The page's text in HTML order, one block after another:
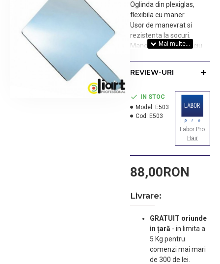
Oglinda din plexiglas,
flexibila cu maner.
Usor de manevrat si
rezistenta la socuri.
Manerul contine orificiu
20,5 cm;
4 cm.
REVIEW-URI
88,00RON
IN STOC
Model: E503
Cod: E503
Labor Pro
Hair
Livrare:
GRATUIT oriunde
in țară - in limita a
5 Kg pentru
comenzi mai mari
de 300 de lei.